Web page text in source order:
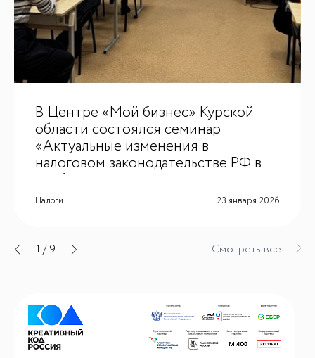
В Центре «Мой бизнес» Курской
области состоялся семинар
«Актуальные изменения в
налоговом законодательстве РФ в
2026 году»
Налоги 23 января 2026
1 /9 Смотреть все